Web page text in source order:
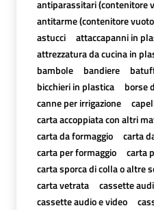
antiparassitari (contenitore
antitarme (contenitore
astucci
attaccapanni in
attrezzatura da cucina in
bambole
bandiere
bicchieri in plastica
borse
canne per irrigazione
carta accoppiata con altri
carta da formaggio
carta
carta per formaggio
carta
carta sporca di colla o altre
carta vetrata
cassette
cassette audio e video